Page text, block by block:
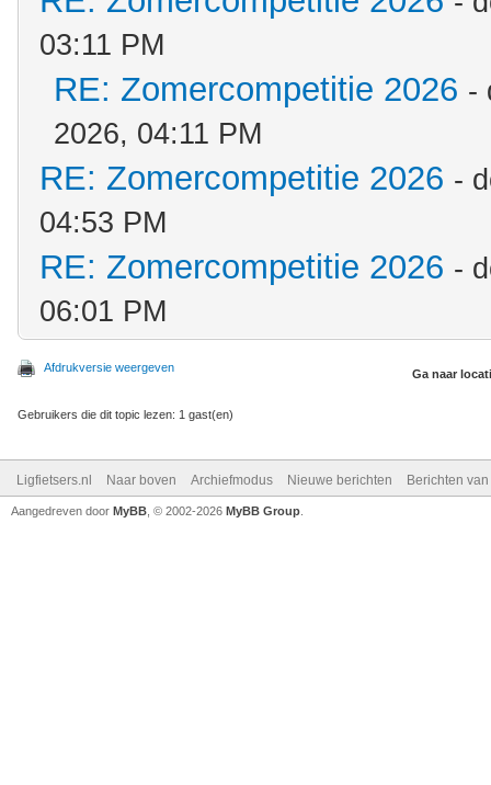
03:11 PM
RE: Zomercompetitie 2026 -
2026, 04:11 PM
RE: Zomercompetitie 2026 -
04:53 PM
RE: Zomercompetitie 2026 -
06:01 PM
Afdrukversie weergeven Ga naar
Gebruikers die dit topic lezen: 1 gast(en)
Ligfietsers.nl Naar boven Archiefmodus Nieuwe berichten Berichten
Aangedreven door MyBB , © 2002-2026 MyBB Group